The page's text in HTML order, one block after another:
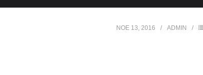
ΝΟΈ 13, 2016 ADMIN